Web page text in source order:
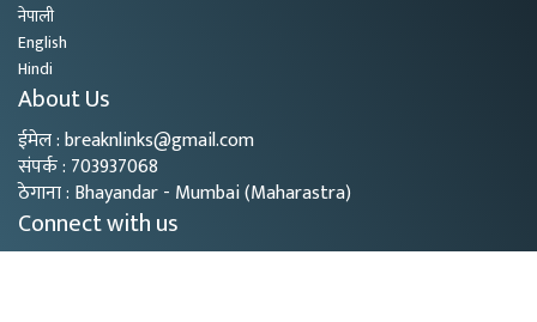
नेपाली
English
Hindi
About Us
ईमेल : breaknlinks@gmail.com
संपर्क : 703937068
ठेगाना : Bhayandar - Mumbai (Maharastra)
Connect with us